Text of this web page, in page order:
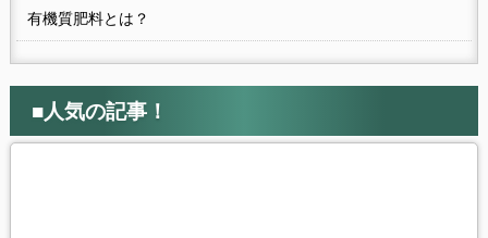
有機質肥料とは？
■人気の記事！